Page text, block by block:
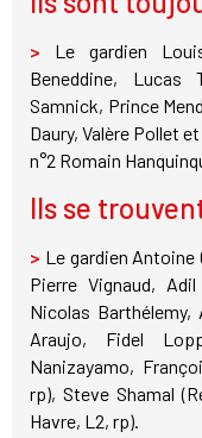
> Le gardien
Beneddine, Lucas
Samnick, Prince
Daury, Valère Pollet
n°2 Romain
Ils se
> Le gardien Antoine
Pierre Vignaud,
Nicolas
Araujo, Fidel
Nanizayamo,
rp), Steve Shamal
Havre, L2, rp).